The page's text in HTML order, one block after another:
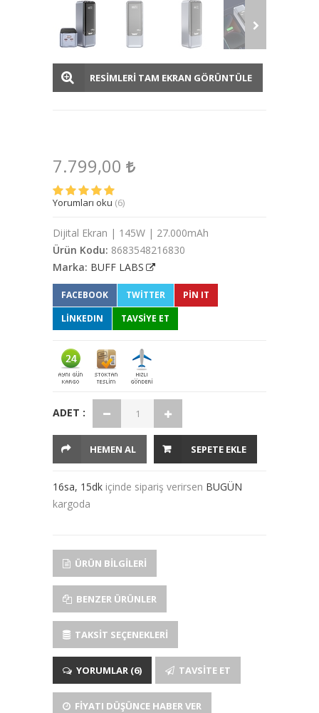
RESİMLERİ TAM EKRAN GÖRÜNTÜLE
7.799,00
Yorumları oku (6)
Dijital Ekran | 145W | 27.000mAh
Ürün Kodu: 8683548216830
Marka: BUFF LABS
FACEBOOK TWITTER
PIN IT
LINKEDIN
TAVSİYE ET
ADET :
HEMEN AL SEPETE EKLE
16sa, 15dk içinde sipariş verirsen BUGÜN
kargoda
ÜRÜN BILGILERI
BENZER ÜRÜNLER
TAKSIT SEÇENEKLERI
YORUMLAR (6) TAVSITE ET
FIYATI DÜŞÜNCE HABER VER